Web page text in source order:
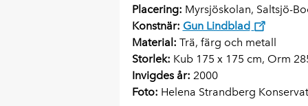
Placering: Myrsjöskolan, Saltsjö-
Konstnär: Gun Lindblad
Material: Trä, färg och metall
Storlek: Kub 175 x 175 cm, Orm
Invigdes år: 2000
Foto: Helena Strandberg